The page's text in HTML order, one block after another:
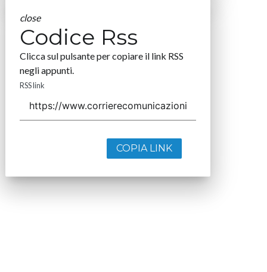
close
Codice Rss
Clicca sul pulsante per copiare il link RSS
negli appunti.
RSS link
COPIA LINK